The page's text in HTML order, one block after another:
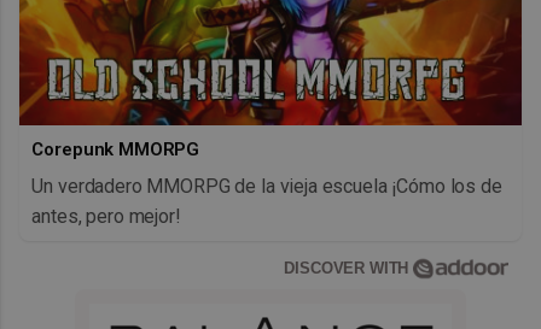
Corepunk MMORPG
Un verdadero MMORPG de la vieja escuela ¡Cómo los de
antes, pero mejor!
DISCOVER WITH